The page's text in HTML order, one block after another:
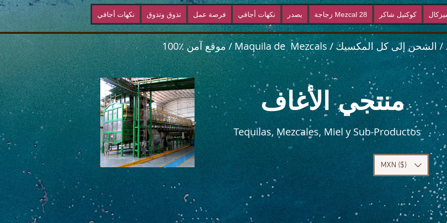
نكهات أجافي تذوق وتذوق فرصة عمل نكهات أجافي يصدر زجاجة Mezcal 28 كوكتيل شاكر
منتجي الأغاف
Tequilas, Mezcales, Miel y Sub-Productos
MXN ($)